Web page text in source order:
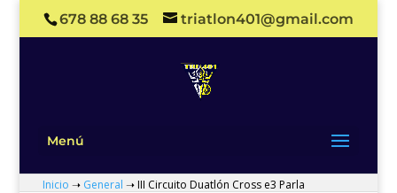
678 88 68 35 triatlon401@gmail.com
Menú
Inicio ➝ General ➝ III Circuito Duatlón Cross e3 Parla